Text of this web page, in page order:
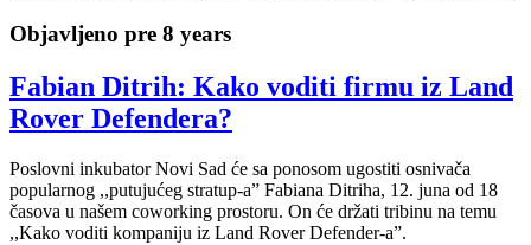
Objavljeno pre 8 years
Fabian Ditrih: Kako voditi firmu iz Land
Rover Defendera?
Poslovni inkubator Novi Sad će sa ponosom ugostiti osnivača
popularnog ,,putujućeg stratup-a” Fabiana Ditriha, 12. juna od 18
časova u našem coworking prostoru. On će držati tribinu na temu
,,Kako voditi kompaniju iz Land Rover Defender-a”.